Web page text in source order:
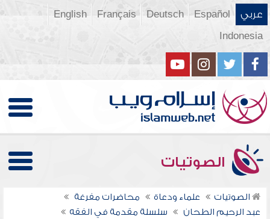
عربي Español
Deutsch
Français
English
Indonesia
الصوتيات
الصوتيات علماء ودعاة
محاضرات مفرغة
عبد الرحيم الطحان
سلسلة مقدمة في الفقه